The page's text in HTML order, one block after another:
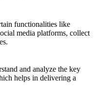
functionalities like
media platforms, collect
and analyze the key
helps in delivering a